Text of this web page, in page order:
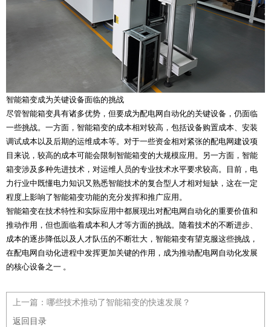
智能箱变成为关键设备面临的挑战
尽管智能箱变具有诸多优势，但要成为配电网自动化的关键设备，仍面临
一些挑战。一方面，智能箱变的成本相对较高，包括设备购置成本、安装
调试成本以及后期的运维成本等。对于一些资金相对紧张的配电网建设项
目来说，较高的成本可能会限制智能箱变的大规模应用。另一方面，智能
箱变涉及多种先进技术，对运维人员的专业技术水平要求较高。目前，电
力行业中既懂电力知识又熟悉智能技术的复合型人才相对短缺，这在一定
程度上影响了智能箱变功能的充分发挥和推广应用。
智能箱变在技术特性和实际应用中都展现出对配电网自动化的重要价值和
推动作用，但也面临着成本和人才等方面的挑战。随着技术的不断进步、
成本的逐步降低以及人才队伍的不断壮大，智能箱变有望克服这些挑战，
在配电网自动化进程中发挥更加关键的作用，成为推动配电网自动化发展
的核心设备之一 。
上一篇： 哪些技术推动了智能箱变的快速发展？
返回目录